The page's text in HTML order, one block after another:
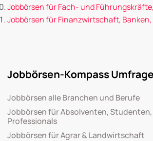
Jobbörsen für Fach- und
Jobbörsen für Finanzwirtschaft,
Jobbörsen-Kompass Umfrage
Jobbörsen alle Branchen und Berufe
Jobbörsen für Absolventen, Studenten,
Professionals
Jobbörsen für Agrar & Landwirtschaft